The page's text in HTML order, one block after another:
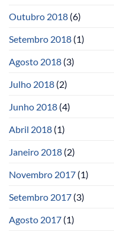
Outubro 2018 (6)
Setembro 2018 (1)
Agosto 2018 (3)
Julho 2018 (2)
Junho 2018 (4)
Abril 2018 (1)
Janeiro 2018 (2)
Novembro 2017 (1)
Setembro 2017 (3)
Agosto 2017 (1)